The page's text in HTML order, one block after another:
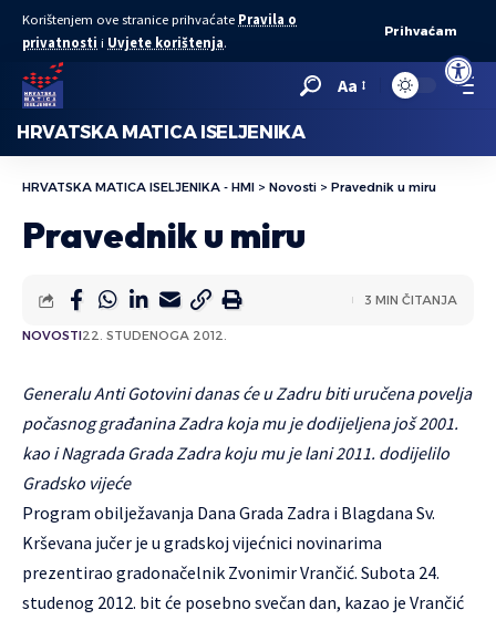
Open
Korištenjem ove stranice prihvaćate Pravila o
privatnosti i Uvjete korištenja.
Prihvaćam
Aa
HRVATSKA MATICA ISELJENIKA
HRVATSKA MATICA ISELJENIKA - HMI > Novosti > Pravednik u miru
Pravednik u miru
NOVOSTI22. STUDENOGA 2012.
3 MIN ČITANJA
Generalu Anti Gotovini danas će u Zadru biti uručena povelja
počasnog građanina Zadra koja mu je dodijeljena još 2001.
kao i Nagrada Grada Zadra koju mu je lani 2011. dodijelilo
Gradsko vijeće
Program obilježavanja Dana Grada Zadra i Blagdana Sv.
Krševana jučer je u gradskoj vijećnici novinarima
prezentirao gradonačelnik Zvonimir Vrančić. Subota 24.
studenog 2012. bit će posebno svečan dan, kazao je Vrančić